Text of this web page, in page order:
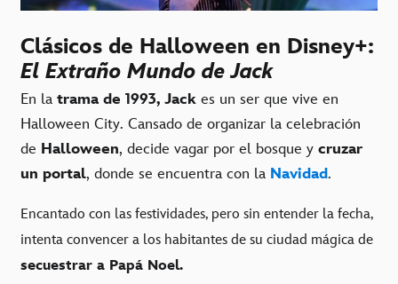
Clásicos de Halloween en Disney+:
El Extraño Mundo de Jack
En la trama de 1993, Jack es un ser que vive en
Halloween City. Cansado de organizar la celebración
de Halloween, decide vagar por el bosque y cruzar
un portal, donde se encuentra con la Navidad.
Encantado con las festividades, pero sin entender la fecha,
intenta convencer a los habitantes de su ciudad mágica de
secuestrar a Papá Noel.